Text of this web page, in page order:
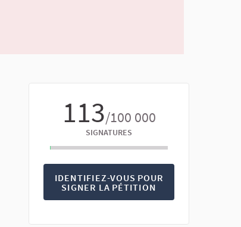
113/100 000
SIGNATURES
IDENTIFIEZ-VOUS POUR
SIGNER LA PÉTITION